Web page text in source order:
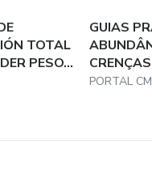
TOTAL
PESO...
GUIAS
PORTAL